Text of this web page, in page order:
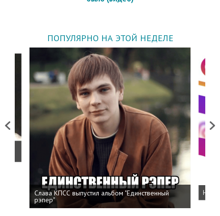
ПОПУЛЯРНО НА ЭТОЙ НЕДЕЛЕ
Previous
Слава КПСС выпустил альбом "Единственный
рэпер"
Next